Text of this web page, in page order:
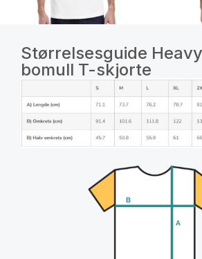
Størrelsesguide
bomull T-skjorte